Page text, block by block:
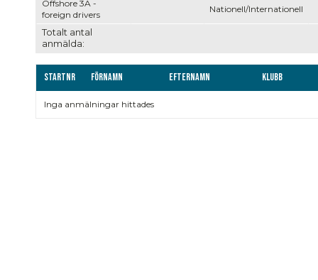
Totalt antal
anmälda:
Offshore 3A -
foreign drivers
Nationell/Internationell
Startnr Förnamn Efternamn Klubb
Inga anmälningar hittades